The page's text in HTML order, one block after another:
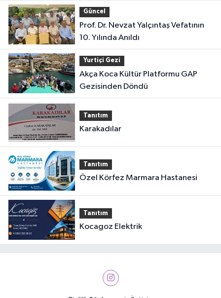
Güncel
Prof. Dr. Nevzat Yalçıntaş Vefatının
10. Yılında Anıldı
Yurtiçi Gezi
Akça Koca Kültür Platformu GAP
Gezisinden Döndü
Tanıtım
Karakadılar
Tanıtım
Özel Körfez Marmara Hastanesi
Tanıtım
Kocagoz Elektrik